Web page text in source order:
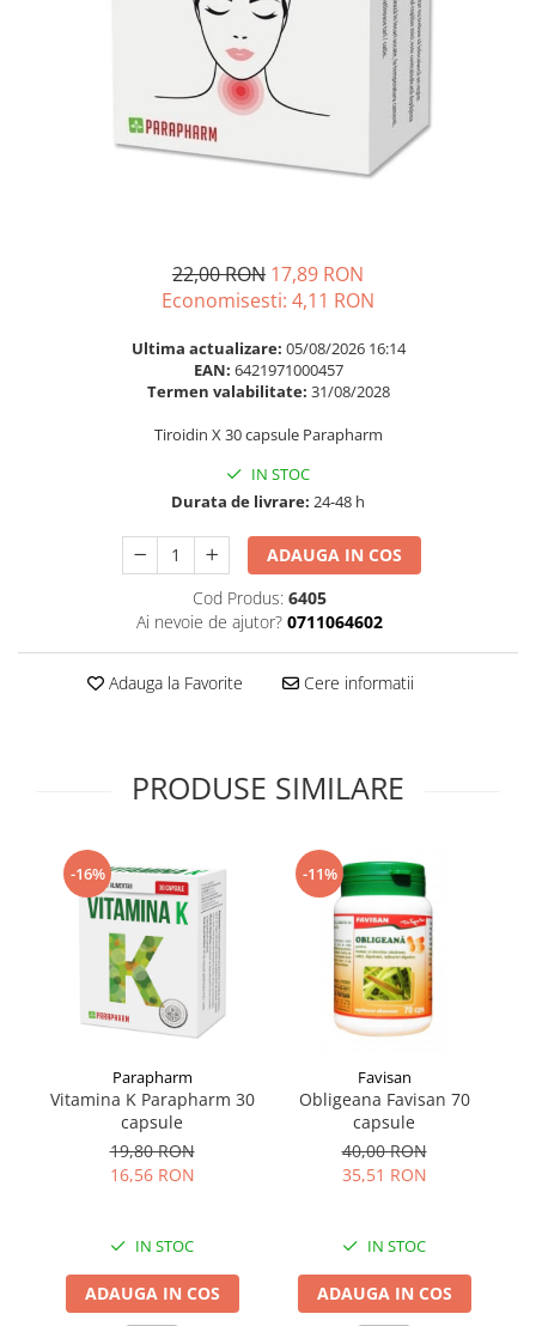
Probiotice si prebiotice
Somn stres si anxietate
Supliment Magneziu
Supliment Vitamina D3
Supliment Zinc
Balsam masca si tratament
Produse cu SPF Pentru Fata
Repelenti insecte
22,00 RON 17,89 RON
Economisesti: 4,11 RON
Ultima actualizare: 05/08/2026 16:14
EAN: 6421971000457
Termen valabilitate: 31/08/2028
Tiroidin X 30 capsule Parapharm
IN STOC
Durata de livrare: 24-48 h
ADAUGA IN COS
Cod Produs: 6405
Ai nevoie de ajutor? 0711064602
Adauga la Favorite Cere informatii
PRODUSE SIMILARE
-16%
Parapharm
Vitamina K Parapharm 30
capsule
19,80 RON
16,56 RON
IN STOC
ADAUGA IN COS
-11%
Favisan
Obligeana Favisan 70
capsule
40,00 RON
35,51 RON
IN STOC
ADAUGA IN COS